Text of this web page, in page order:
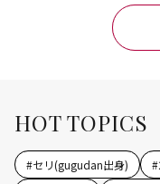
HOT TOPICS
#セリ(gugudan出身) #